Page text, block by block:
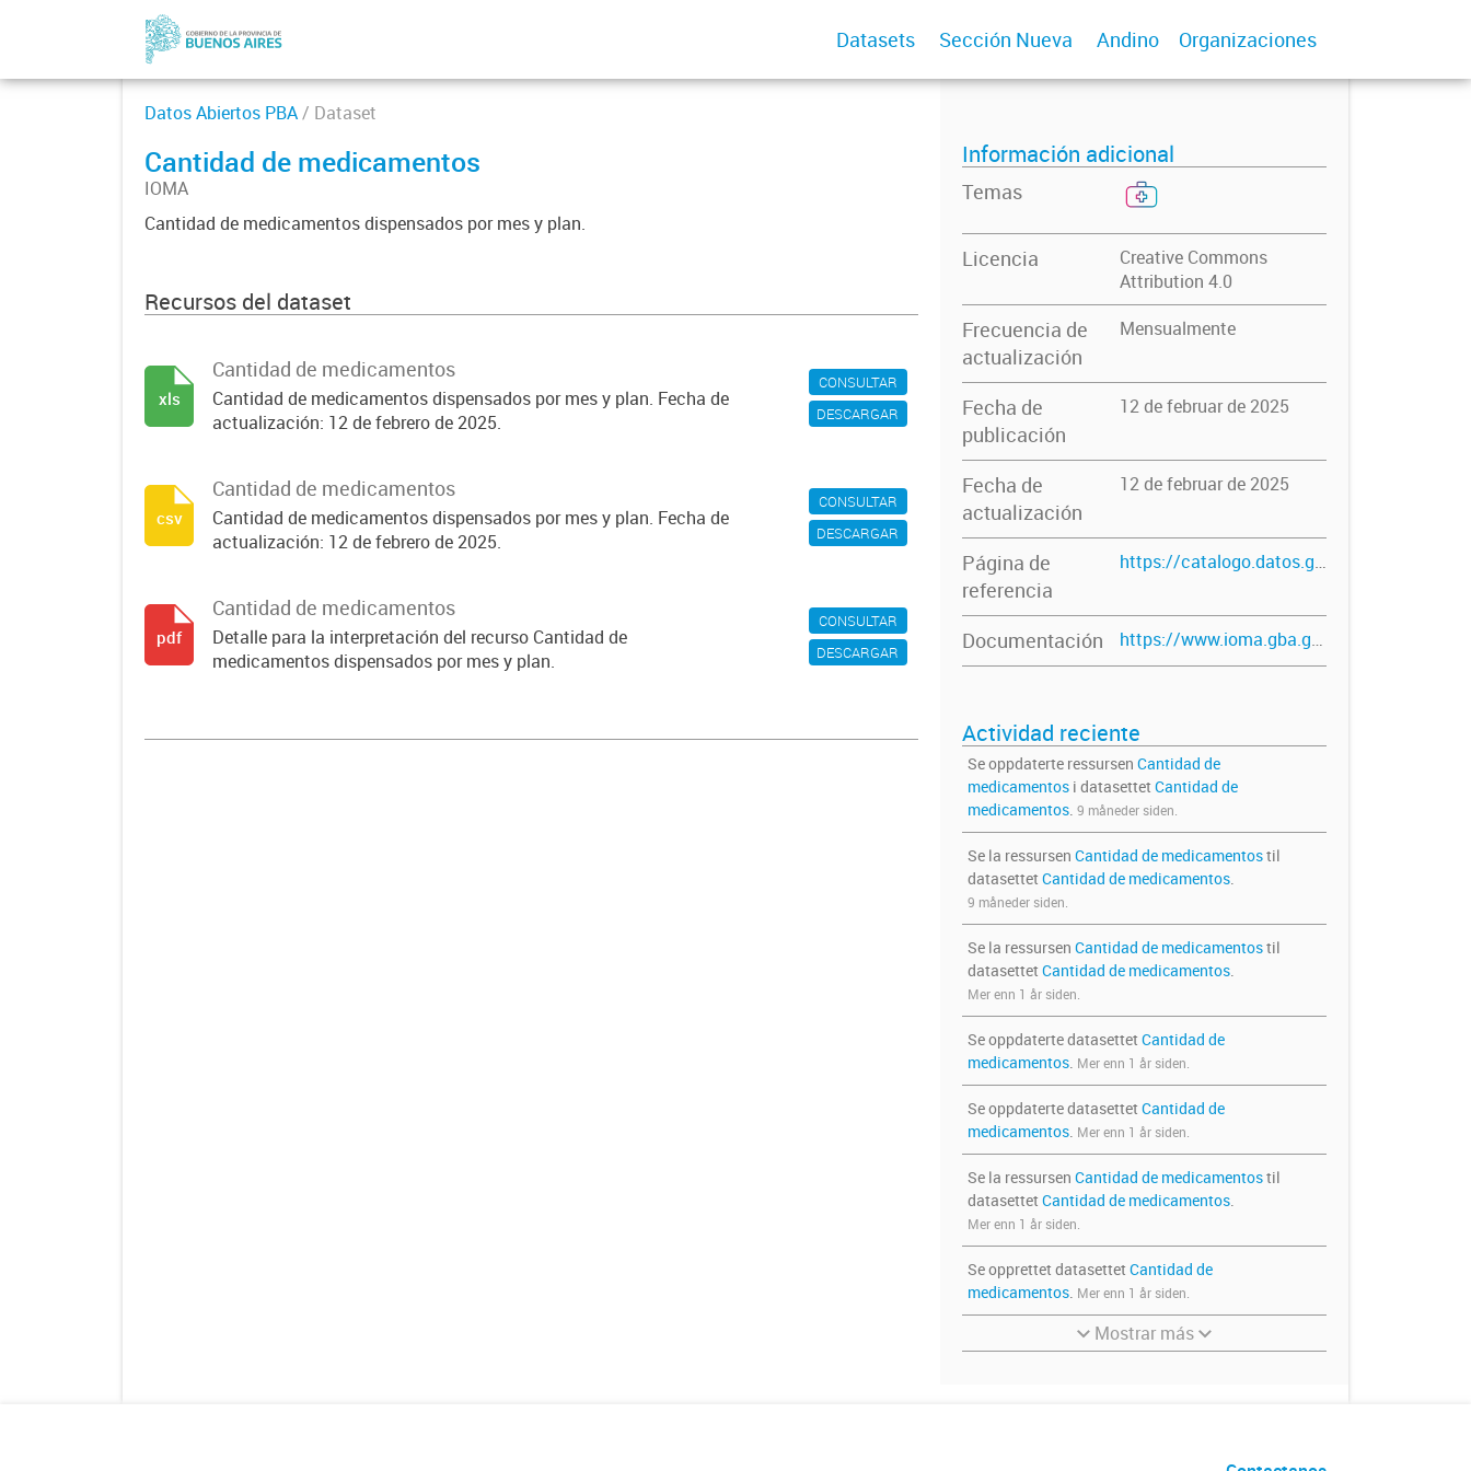
Datasets Sección Nueva Andino Organizaciones
Datos Abiertos PBA/ Dataset
Cantidad de medicamentos
IOMA
Cantidad de medicamentos dispensados por mes y plan.
Recursos del dataset
CONSULTAR
DESCARGAR
Cantidad de medicamentos
Cantidad de medicamentos dispensados por mes y plan. Fecha de
actualización: 12 de febrero de 2025.
xls
CONSULTAR
DESCARGAR
Cantidad de medicamentos
Cantidad de medicamentos dispensados por mes y plan. Fecha de
actualización: 12 de febrero de 2025.
csv
CONSULTAR
DESCARGAR
Cantidad de medicamentos
Detalle para la interpretación del recurso Cantidad de
medicamentos dispensados por mes y plan.
pdf
Información adicional
Temas
Licencia
Creative Commons
Attribution 4.0
Frecuencia de
actualización
Mensualmente
Fecha de
publicación
12 de februar de 2025
Fecha de
actualización
12 de februar de 2025
Página de
referencia
https://catalogo.datos.gba.gob.ar/dataset/cantidad-de-medicamentos
Documentación https://www.ioma.gba.gob.ar/index.php/datos-abiertos-ioma-2/
Actividad reciente
Se oppdaterte ressursen Cantidad de
medicamentosi datasettet Cantidad de
medicamentos. 9 måneder siden.
Se la ressursen Cantidad de medicamentostil
datasettet Cantidad de medicamentos.
9 måneder siden.
Se la ressursen Cantidad de medicamentostil
datasettet Cantidad de medicamentos.
Mer enn 1 år siden.
Se oppdaterte datasettet Cantidad de
medicamentos. Mer enn 1 år siden.
Se oppdaterte datasettet Cantidad de
medicamentos. Mer enn 1 år siden.
Se la ressursen Cantidad de medicamentostil
datasettet Cantidad de medicamentos.
Mer enn 1 år siden.
Se opprettet datasettet Cantidad de
medicamentos. Mer enn 1 år siden.
Mostrar más